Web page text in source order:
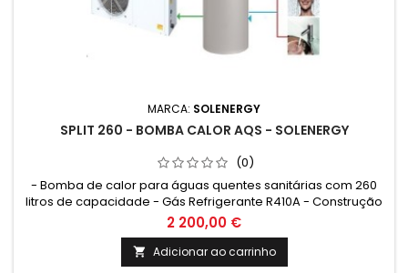
MARCA: SOLENERGY
SPLIT 260 - BOMBA CALOR AQS - SOLENERGY
(0)
- Bomba de calor para águas quentes sanitárias com 260
litros de capacidade - Gás Refrigerante R410A - Construção
em inox 316L - Unidade exterior + Acumulador
2 200,00 €
 Adicionar ao carrinho